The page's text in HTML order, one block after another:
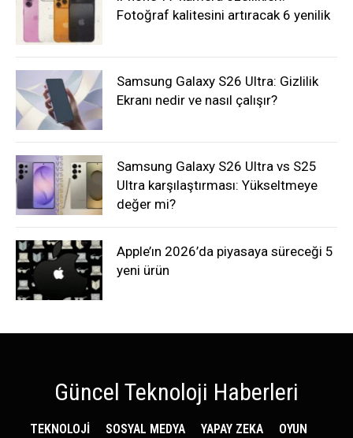
Fotoğraf kalitesini artıracak 6 yenilik
Samsung Galaxy S26 Ultra: Gizlilik
Ekranı nedir ve nasıl çalışır?
Samsung Galaxy S26 Ultra vs S25
Ultra karşılaştırması: Yükseltmeye
değer mi?
Apple’ın 2026’da piyasaya süreceği 5
yeni ürün
Güncel Teknoloji Haberleri
TEKNOLOJİ SOSYAL MEDYA YAPAY ZEKA
OYUN